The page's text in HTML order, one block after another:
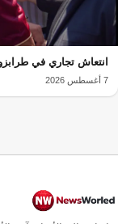
انتعاش تجاري في
7 أغسطس 2026